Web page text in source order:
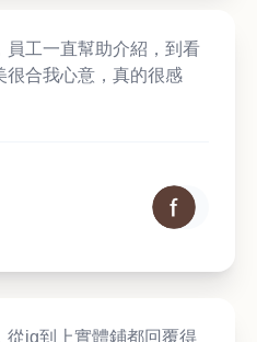
員工一直幫助介紹，到看
很合我心意，真的很感
從ig到上實體鋪都回覆得